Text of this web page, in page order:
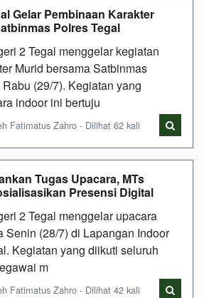
Gelar Pembinaan Karakter
Polres Tegal
2 Tegal menggelar kegiatan
Murid bersama Satbinmas
(29/7). Kegiatan yang
indoor ini bertuju
Fatimatus Zahro - Dilihat 62 kali
Tugas Upacara, MTs
Presensi Digital
2 Tegal menggelar upacara
Senin (28/7) di Lapangan Indoor
Kegiatan yang diikuti seluruh
m
Fatimatus Zahro - Dilihat 42 kali